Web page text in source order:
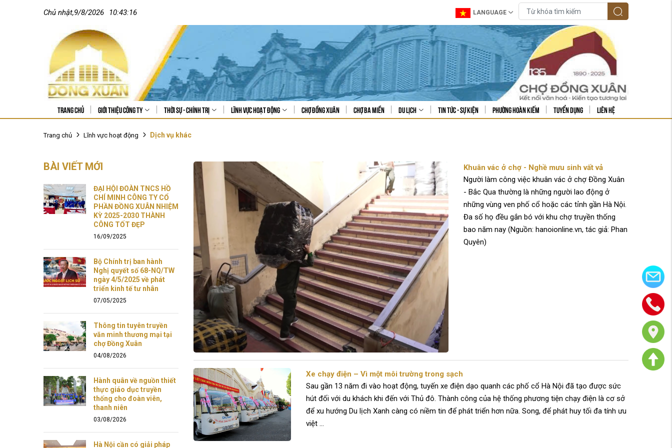
Chủ nhật,9/8/2026 10:43:16 LANGUAGE
Trang chủ Giới thiệu công ty Thời sự - Chính trị Lĩnh vực hoạt động Chợ Đồng Xuân Chợ Ba Miền Du lịch Tin tức - sự kiện Phường Hoàn Kiếm Tuyển dụng Liên hệ
Trang chủ Lĩnh vực hoạt động Dịch vụ khác
BÀI VIẾT MỚI
ĐẠI HỘI ĐOÀN TNCS HỒ
CHÍ MINH CÔNG TY CỔ
PHẦN ĐỒNG XUÂN NHIỆM
KỲ 2025-2030 THÀNH
CÔNG TỐT ĐẸP
16/09/2025
Bộ Chính trị ban hành
Nghị quyết số 68-NQ/TW
ngày 4/5/2025 về phát
triển kinh tế tư nhân
07/05/2025
Thông tin tuyên truyền
văn minh thương mại tại
chợ Đồng Xuân
04/08/2026
Hành quân về nguồn thiết
thực giáo dục truyền
thống cho đoàn viên,
thanh niên
03/08/2026
Hà Nội cần có giải pháp
Khuân vác ở chợ - Nghề mưu sinh vất vả
Người làm công việc khuân vác ở chợ Đồng Xuân
- Bắc Qua thường là những người lao động ở
những vùng ven phố cổ hoặc các tỉnh gần Hà Nội.
Đa số họ đều gắn bó với khu chợ truyền thống
bao năm nay (Nguồn: hanoionline.vn, tác giả: Phan
Quyên)
Xe chạy điện – Vì một môi trường trong sạch
Sau gần 13 năm đi vào hoạt động, tuyến xe điện dạo quanh các phố cổ Hà Nội đã tạo được sức
hút đối với du khách khi đến với Thủ đô. Thành công của hệ thống phương tiện chạy điện là cơ sở
để xu hướng Du lịch Xanh càng có niềm tin để phát triển hơn nữa. Song, để phát huy tối đa tính ưu
việt ...